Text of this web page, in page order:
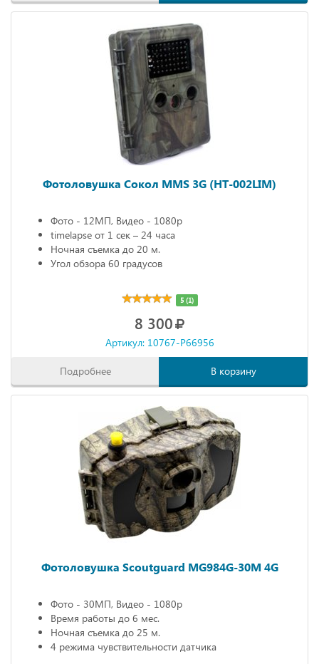
Фотоловушка Сокол MMS 3G (HT-002LIM)
Фото - 12МП, Видео - 1080р
timelapse от 1 сек – 24 часа
Ночная съемка до 20 м.
Угол обзора 60 градусов
5 (1)
8 300
Артикул: 10767-P66956
Подробнее В корзину
Фотоловушка Scoutguard MG984G-30M 4G
Фото - 30МП, Видео - 1080р
Время работы до 6 мес.
Ночная съемка до 25 м.
4 режима чувствительности датчика